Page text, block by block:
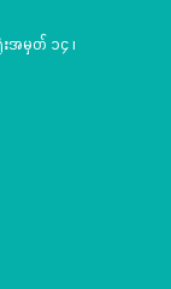
းအမှတ် ၁၄ ၊